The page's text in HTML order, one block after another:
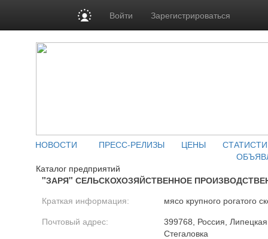
Войти Зарегистрироваться
НОВОСТИ ПРЕСС-РЕЛИЗЫ ЦЕНЫ
Каталог предприятий
"ЗАРЯ" СЕЛЬСКОХОЗЯЙСТВЕННОЕ
Краткая информация: мясо крупного рогатого
Почтовый адрес:
399768, Россия,
Стегаловка